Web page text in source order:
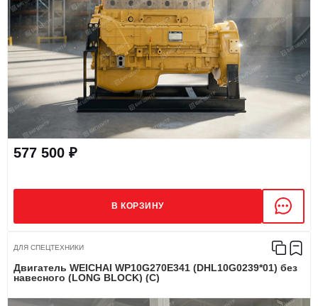
577 500 ₽
В КОРЗИНУ
ДЛЯ СПЕЦТЕХНИКИ
Двигатель WEICHAI WP10G270E341 (DHL10G0239*01) без
навесного (LONG BLOCK) (C)